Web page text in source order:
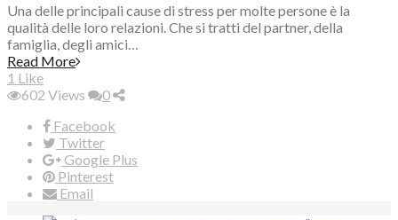
Una delle principali cause di stress per molte persone è la
qualità delle loro relazioni. Che si tratti del partner, della
famiglia, degli amici…
Read More
1 Like
602 Views
0
Facebook
Twitter
Google Plus
Pinterest
Email